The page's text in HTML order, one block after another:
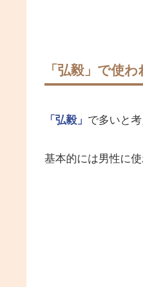
「弘毅」で使
「弘毅」 で多いと
基本的には男性に